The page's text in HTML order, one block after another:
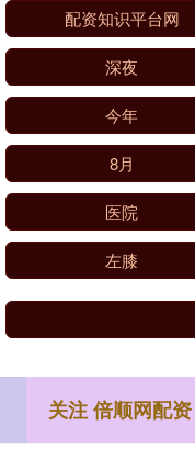
配资知识平台网
深夜
今年
8月
医院
左膝
关注 倍顺网配资